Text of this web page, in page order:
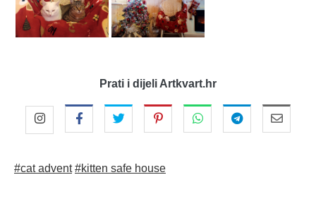
Prati i dijeli Artkvart.hr
#cat advent #kitten safe house